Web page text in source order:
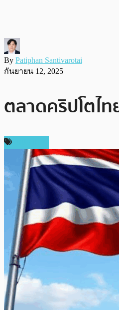
By Patiphan Santivarotai
กันยายน 12, 2025
ตลาดคริปโตไ